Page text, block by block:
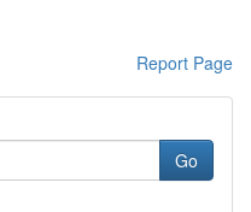
Report Page
Go